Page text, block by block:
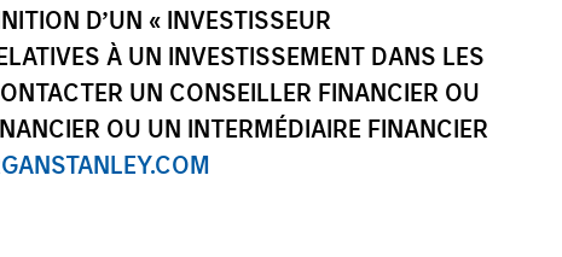
D’UN « INVESTISSEUR
À UN INVESTISSEMENT DANS LES
UN CONSEILLER FINANCIER OU
OU UN INTERMÉDIAIRE FINANCIER